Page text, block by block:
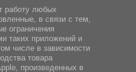
работу любых
в связи с тем,
ограничения
таких приложений и
числе в зависимости
товара
произведенных в